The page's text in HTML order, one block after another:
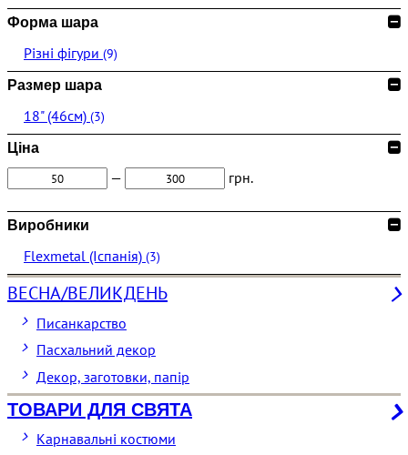
Форма шара
Різні фігури (9)
Размер шара
18" (46см) (3)
Ціна
— грн.
Виробники
Flexmetal (Іспанія) (3)
ВЕСНА/ВЕЛИКДЕНЬ
Писанкарство
Пасхальний декор
Декор, заготовки, папір
ТОВАРИ ДЛЯ СВЯТА
Карнавальні костюми